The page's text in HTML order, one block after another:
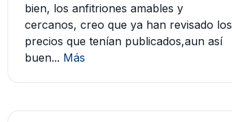
bien, los anfitriones amables y
cercanos, creo que ya han revisado los
precios que tenían publicados,aun así
buen... Más